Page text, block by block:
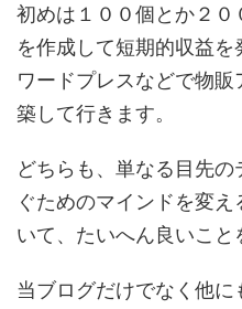
初めは１００個とか２
を作成して短期的収益
ワードプレスなどで物
築して行きます。
どちらも、単なる目先
ぐためのマインドを変
いて、たいへん良いこと
当ブログだけでなく他